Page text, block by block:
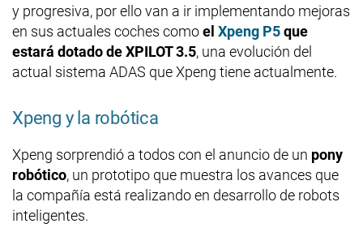
y progresiva, por ello van a ir implementando mejoras
en sus actuales coches comoel Xpeng P5que
estará dotado de XPILOT 3.5, una evolución del
actual sistema ADAS que Xpeng tiene actualmente.
Xpeng y la robótica
Xpeng sorprendió a todos con el anuncio de un pony
robótico, un prototipo que muestra los avances que
la compañía está realizando en desarrollo de robots
inteligentes.